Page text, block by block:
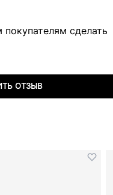
сделать
ОТЗЫВ